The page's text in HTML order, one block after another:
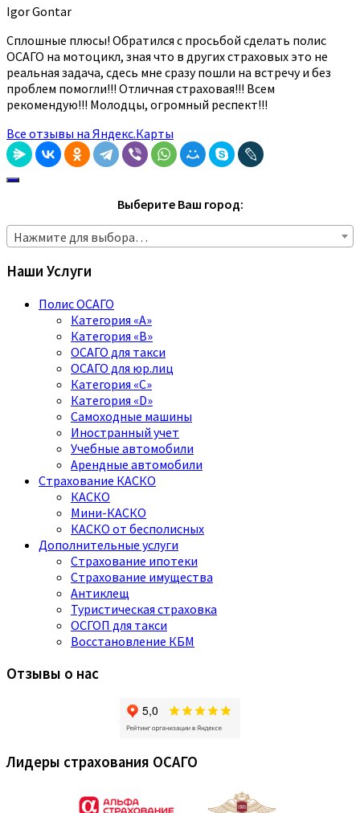
Igor Gontar
Сплошные плюсы! Обратился с просьбой сделать полис
ОСАГО на мотоцикл, зная что в других страховых это не
реальная задача, сдесь мне сразу пошли на встречу и без
проблем помогли!!! Отличная страховая!!! Всем
рекомендую!!! Молодцы, огромный респект!!!
Все отзывы на Яндекс.Карты
Выберите Ваш город:
Нажмите для выбора…
Наши Услуги
Полис ОСАГО
Категория «A»
Категория «B»
ОСАГО для такси
ОСАГО для юр.лиц
Категория «C»
Категория «D»
Самоходные машины
Иностранный учет
Учебные автомобили
Арендные автомобили
Страхование КАСКО
КАСКО
Мини-КАСКО
КАСКО от бесполисных
Дополнительные услуги
Страхование ипотеки
Страхование имущества
Антиклещ
Туристическая страховка
ОСГОП для такси
Восстановление КБМ
Отзывы о нас
Лидеры страхования ОСАГО